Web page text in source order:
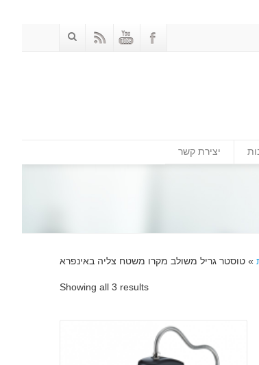
יצירת קשר
» טוסטר גריל משולב מקרו משטח צליה באינפרא
Showing all 3 results
פרטים: